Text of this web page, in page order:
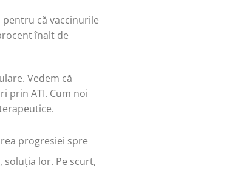
că vaccinurile
înalt de
Vedem că
prin ATI. Cum noi
progresiei spre
soluția lor. Pe scurt,